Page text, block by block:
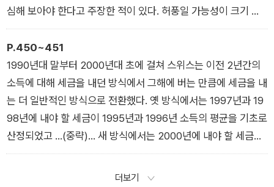
지지 않았다.
_4장 좋아요, 원해요, 필요해요
심해 보아야 한다고 주장한 적이 있다. 허풍일 가능성이 크기 때
문이다.
_7장 자동 피아노
P.450~451
1990년대 말부터 2000년대 초에 걸쳐 스위스는 이전 2년간의
소득에 대해 세금을 내던 방식에서 그해에 버는 만큼에 세금을 내
는 더 일반적인 방식으로 전환했다. 옛 방식에서는 1997년과 19
98년에 내야 할 세금이 1995년과 1996년 소득의 평균을 기초로
산정되었고 …(중략)… 새 방식에서는 2000년에 내야 할 세금을
당해 소득 추정치를 바탕으로 그해 1년간에 걸쳐 거둔 뒤, 이듬해
인 2001년 초에 납세자가 소득세 환급 신고서를 제출해 과부족
더보기